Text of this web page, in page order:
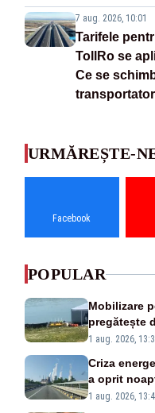
7 aug. 2026, 10:01
Tarifele
TollRo se
Ce se
URMĂREȘTE-
Facebook
POPULAR
Mobilizare
pregătește
Cernavodă –
1 aug. 2026,
Criza
a oprit
de la
1 aug. 2026,